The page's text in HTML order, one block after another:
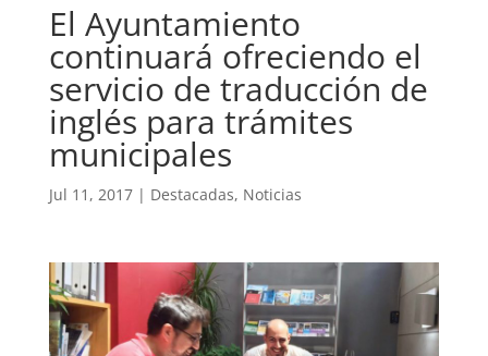
El Ayuntamiento
continuará ofreciendo el
servicio de traducción de
inglés para trámites
municipales
Jul 11, 2017| Destacadas, Noticias